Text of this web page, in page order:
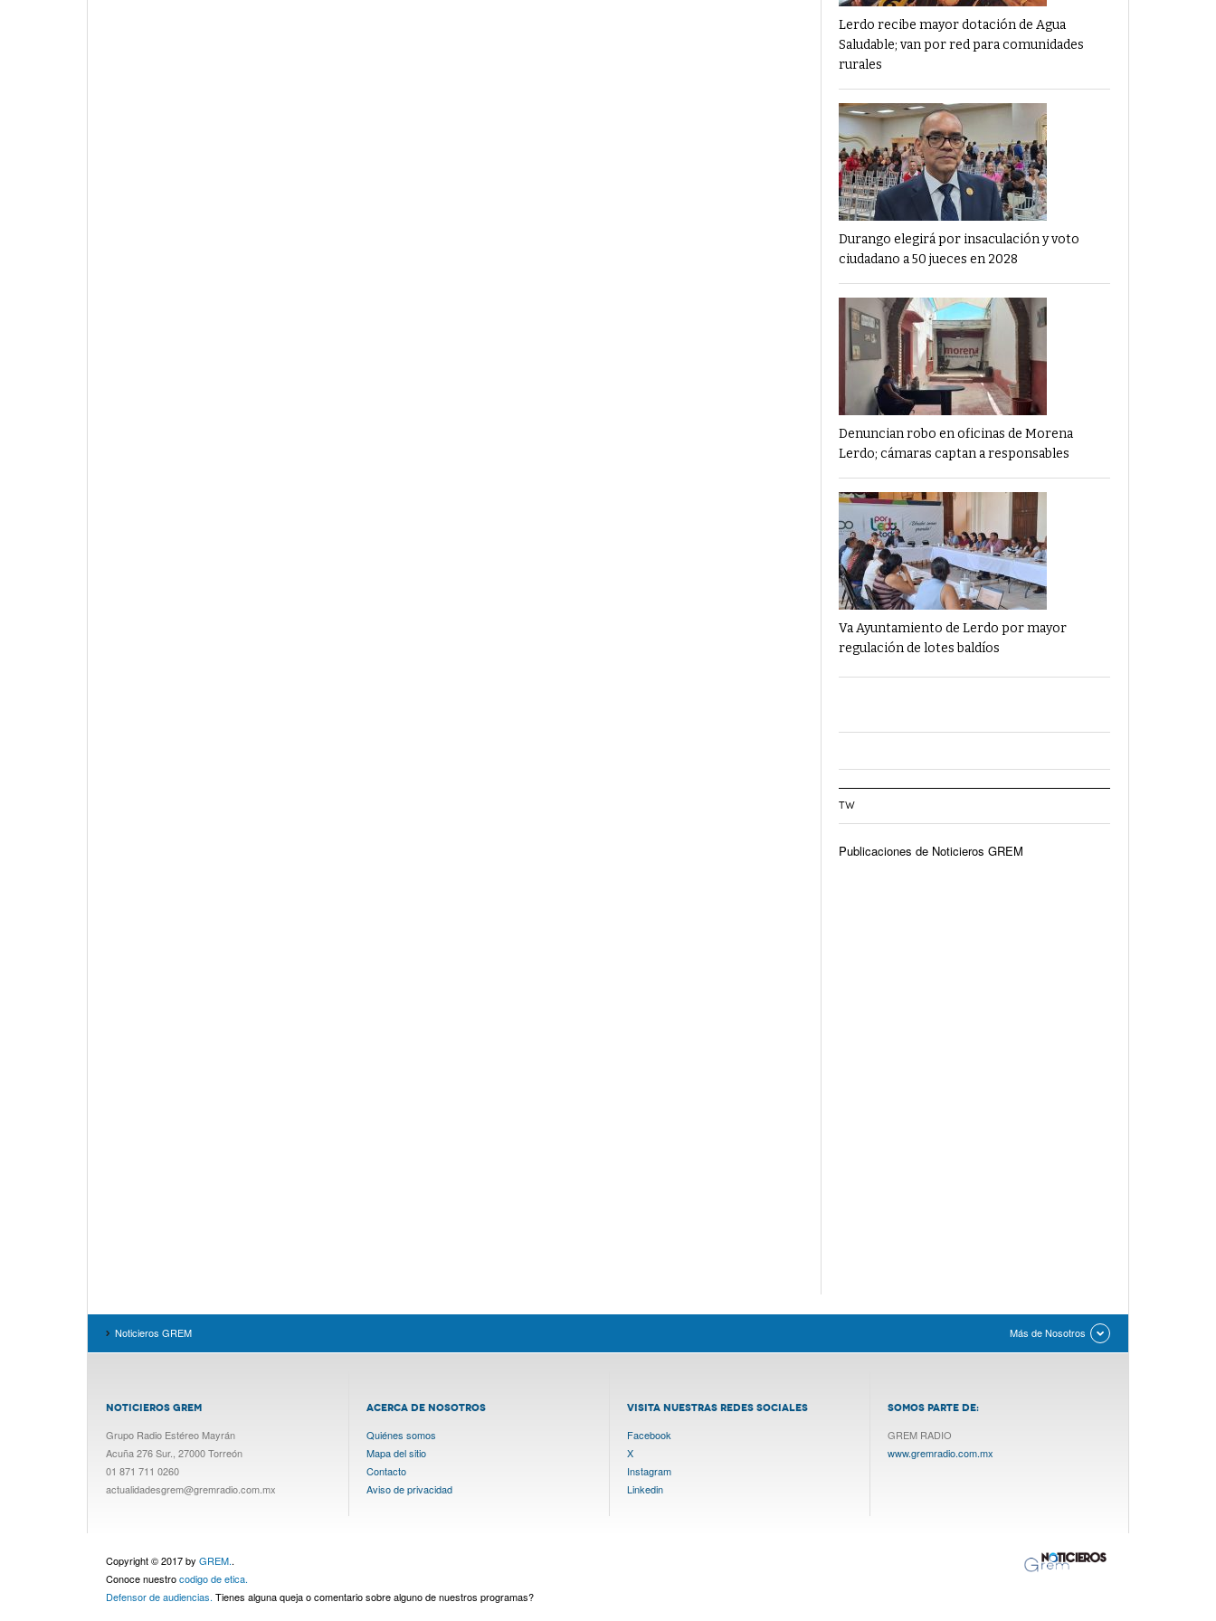
Lerdo recibe mayor dotación de Agua
Saludable; van por red para comunidades
rurales
Durango elegirá por insaculación y voto
ciudadano a 50 jueces en 2028
Denuncian robo en oficinas de Morena
Lerdo; cámaras captan a responsables
Va Ayuntamiento de Lerdo por mayor
regulación de lotes baldíos
TW
Publicaciones de Noticieros GREM
Noticieros GREM Más de Nosotros
NOTICIEROS GREM
Grupo Radio Estéreo Mayrán
Acuña 276 Sur., 27000 Torreón
01 871 711 0260
actualidadesgrem@gremradio.com.mx
ACERCA DE NOSOTROS
Quiénes somos
Mapa del sitio
Contacto
Aviso de privacidad
VISITA NUESTRAS REDES SOCIALES
Facebook
X
Instagram
Linkedin
SOMOS PARTE DE:
GREM RADIO
www.gremradio.com.mx
Copyright © 2017 by GREM..
Conoce nuestrocodigo de etica.
Defensor de audiencias. Tienes alguna queja o comentario sobre alguno de nuestros programas?